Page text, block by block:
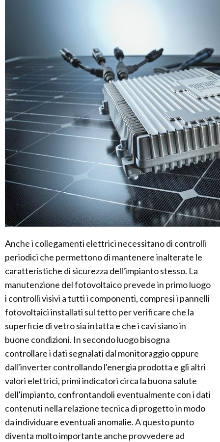
Anche i collegamenti elettrici necessitano di controlli
periodici che permettono di mantenere inalterate le
caratteristiche di sicurezza dell'impianto stesso. La
manutenzione del fotovoltaico prevede in primo luogo
i controlli visivi a tutti i componenti, compresi i pannelli
fotovoltaici installati sul tetto per verificare che la
superficie di vetro sia intatta e che i cavi siano in
buone condizioni. In secondo luogo bisogna
controllare i dati segnalati dal monitoraggio oppure
dall'inverter controllando l'energia prodotta e gli altri
valori elettrici, primi indicatori circa la buona salute
dell'impianto, confrontandoli eventualmente con i dati
contenuti nella relazione tecnica di progetto in modo
da individuare eventuali anomalie. A questo punto
diventa molto importante anche provvedere ad